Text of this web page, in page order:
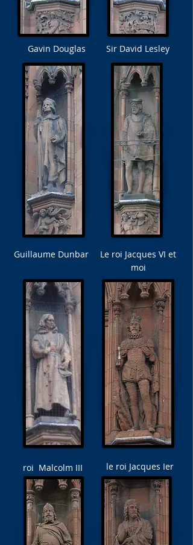
Gavin Douglas Sir David Lesley
Guillaume Dunbar
Le roi Jacques VI et
moi
roi Malcolm III le roi Jacques Ier